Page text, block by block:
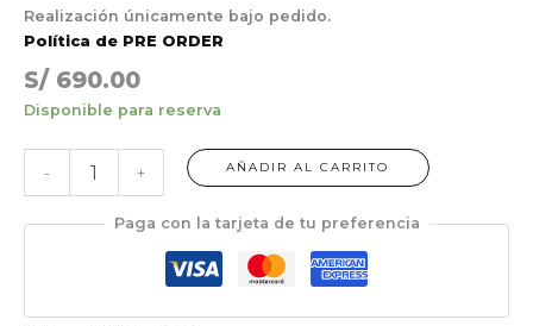
Realización únicamente bajo pedido.
Política de PRE ORDER
S/690.00
Disponible para reserva
- + AÑADIR AL CARRITO
Paga con la tarjeta de tu preferencia